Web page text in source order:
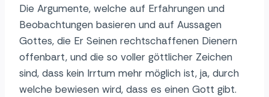
Die Argumente, welche auf Erfahrungen und
Beobachtungen basieren und auf Aussagen
Gottes, die Er Seinen rechtschaffenen Dienern
offenbart, und die so voller göttlicher Zeichen
sind, dass kein Irrtum mehr möglich ist, ja, durch
welche bewiesen wird, dass es einen Gott gibt.